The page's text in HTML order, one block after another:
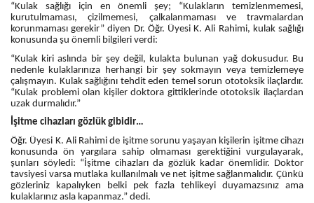
“Kulak sağlığı için en önemli şey; “Kulakların temizlenmemesi,
kurutulmaması, çizilmemesi, çalkalanmaması ve travmalardan
korunmaması gerekir” diyen Dr. Öğr. Üyesi K. Ali Rahimi, kulak sağlığı
konusunda şu önemli bilgileri verdi:
“Kulak kiri aslında bir şey değil, kulakta bulunan yağ dokusudur. Bu
nedenle kulaklarınıza herhangi bir şey sokmayın veya temizlemeye
çalışmayın. Kulak sağlığını tehdit eden temel sorun ototoksik ilaçlardır.
“Kulak problemi olan kişiler doktora gittiklerinde ototoksik ilaçlardan
uzak durmalıdır.”
İşitme cihazları gözlük gibidir…
Öğr. Üyesi K. Ali Rahimi de işitme sorunu yaşayan kişilerin işitme cihazı
konusunda ön yargılara sahip olmaması gerektiğini vurgulayarak,
şunları söyledi: “İşitme cihazları da gözlük kadar önemlidir. Doktor
tavsiyesi varsa mutlaka kullanılmalı ve net işitme sağlanmalıdır. Çünkü
gözleriniz kapalıyken belki pek fazla tehlikeyi duyamazsınız ama
kulaklarınız asla kapanmaz.” dedi.